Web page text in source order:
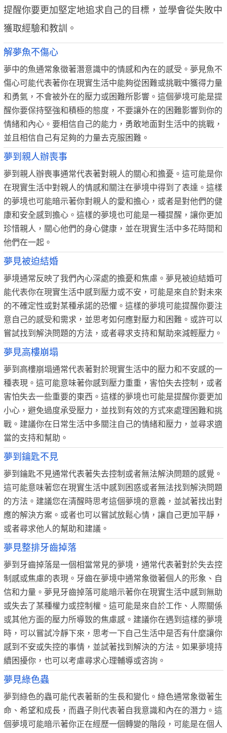
提醒你要更加堅定地追求自己的目標，並學會從失敗中
獲取經驗和教訓。
解夢魚不傷心
夢中的魚通常象徵著潛意識中的情感和內在的感受。夢見魚不
傷心可能代表著你在現實生活中能夠從困難或挑戰中獲得力量
和勇氣，不會被外在的壓力或困難所影響。這個夢境可能是提
醒你要保持堅強和積極的態度，不要讓外在的困難影響到你的
情緒和內心。要相信自己的能力，勇敢地面對生活中的挑戰，
並且相信自己有足夠的力量去克服困難。
夢到親人辦喪事
夢到親人辦喪事通常代表著對親人的關心和擔憂。這可能是你
在現實生活中對親人的情感和關注在夢境中得到了表達。這樣
的夢境也可能暗示著你對親人的愛和擔心，或者是對他們的健
康和安全感到擔心。這樣的夢境也可能是一種提醒，讓你更加
珍惜親人，關心他們的身心健康，並在現實生活中多花時間和
他們在一起。
夢見被迫結婚
夢境通常反映了我們內心深處的擔憂和焦慮。夢見被迫結婚可
能代表你在現實生活中感到壓力或不安，可能是來自於對未來
的不確定性或對某種承諾的恐懼。這樣的夢境可能提醒你要注
意自己的感受和需求，並思考如何應對壓力和困難。或許可以
嘗試找到解決問題的方法，或者尋求支持和幫助來減輕壓力。
夢見高樓崩塌
夢到高樓崩塌通常代表著對於現實生活中的壓力和不安感的一
種表現。這可能意味著你感到壓力重重，害怕失去控制，或者
害怕失去一些重要的東西。這樣的夢境也可能是提醒你要更加
小心，避免過度承受壓力，並找到有效的方式來處理困難和挑
戰。建議你在日常生活中多關注自己的情緒和壓力，並尋求適
當的支持和幫助。
夢到鑰匙不見
夢到鑰匙不見通常代表著失去控制或者無法解決問題的感覺。
這可能意味著您在現實生活中感到困惑或者無法找到解決問題
的方法。建議您在清醒時思考這個夢境的意義，並試著找出對
應的解決方案。或者也可以嘗試放鬆心情，讓自己更加平靜，
或者尋求他人的幫助和建議。
夢見整排牙齒掉落
夢到牙齒掉落是一個相當常見的夢境，通常代表著對於失去控
制感或焦慮的表現。牙齒在夢境中通常象徵著個人的形象、自
信和力量。夢見牙齒掉落可能暗示著你在現實生活中感到無助
或失去了某種權力或控制權。這可能是來自於工作、人際關係
或其他方面的壓力所導致的焦慮感。建議你在遇到這樣的夢境
時，可以嘗試冷靜下來，思考一下自己生活中是否有什麼讓你
感到不安或失控的事情，並試著找到解決的方法。如果夢境持
續困擾你，也可以考慮尋求心理輔導或咨詢。
夢見綠色蟲
夢到綠色的蟲可能代表著新的生長和變化。綠色通常象徵著生
命、希望和成長，而蟲子則代表著自我意識和內在的潛力。這
個夢境可能暗示著你正在經歷一個轉變的階段，可能是在個人